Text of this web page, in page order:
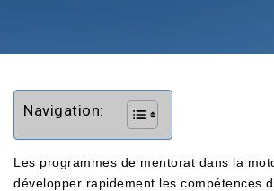
Navigation:
Les programmes de mentorat dans la
développer rapidement les compétences